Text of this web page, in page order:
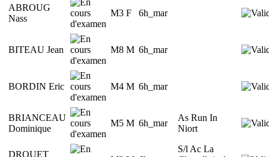
ABROUG
Nass
M3 F 6h_mar
BITEAU Jean M8 M 6h_mar
BORDIN Eric M4 M 6h_mar
BRIANCEAU
Dominique
M5 M 6h_mar
As Run In
Niort
DROUET
S/l Ac La